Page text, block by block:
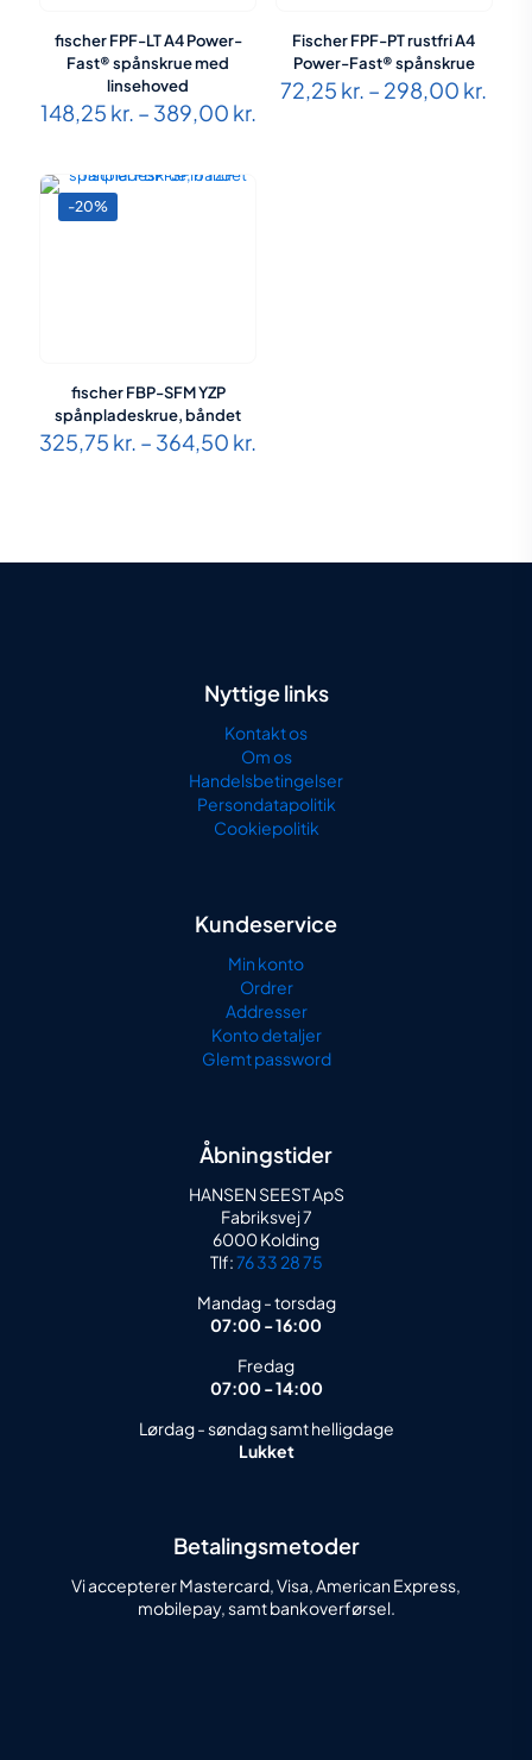
fischer FPF-LT A4 Power-
Fast® spånskrue med
linsehoved
148,25 kr. – 389,00 kr. Prisinterval:
Fischer FPF-PT rustfri A4
Power-Fast® spånskrue
72,25 kr. – 298,00 kr.
-20%
fischer FBP-SFM YZP
spånpladeskrue, båndet
325,75 kr. – 364,50 kr.
Nyttige links
Kontakt os
Om os
Handelsbetingelser
Persondatapolitik
Cookiepolitik
Kundeservice
Min konto
Ordrer
Addresser
Konto detaljer
Glemt password
Åbningstider
HANSEN SEEST ApS
Fabriksvej 7
6000 Kolding
Tlf:76 33 28 75
Mandag - torsdag
07:00 - 16:00
Fredag
07:00 - 14:00
Lørdag - søndag samt helligdage
Lukket
Betalingsmetoder
Vi accepterer Mastercard, Visa, American Express,
mobilepay, samt bankoverførsel.